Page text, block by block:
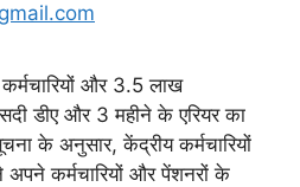
और 3.5 लाख
डीए और 3 महीने के एरियर का
के अनुसार, केंद्रीय कर्मचारियों
कर्मचारियों और पेंशनरों के